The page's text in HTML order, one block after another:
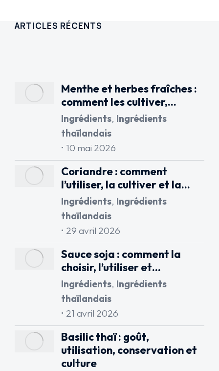
ARTICLES RÉCENTS
Menthe et herbes fraîches :
comment les cultiver,…
Ingrédients, Ingrédients
thaïlandais
10 mai 2026
Coriandre : comment
l’utiliser, la cultiver et la…
Ingrédients, Ingrédients
thaïlandais
29 avril 2026
Sauce soja : comment la
choisir, l’utiliser et…
Ingrédients, Ingrédients
thaïlandais
21 avril 2026
Basilic thaï : goût,
utilisation, conservation et
culture